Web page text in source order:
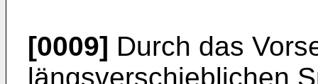
[0009] Durch das
längsverschieblichen